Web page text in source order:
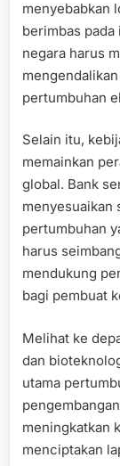
menyebabkan
berimbas
negara harus
pertumbuhan
Selain itu,
memainkan
global. Bank
menyesuaikan
pertumbuhan
harus
mendukung
bagi pembuat
Melihat ke
dan
utama
meningkatkan
menciptakan